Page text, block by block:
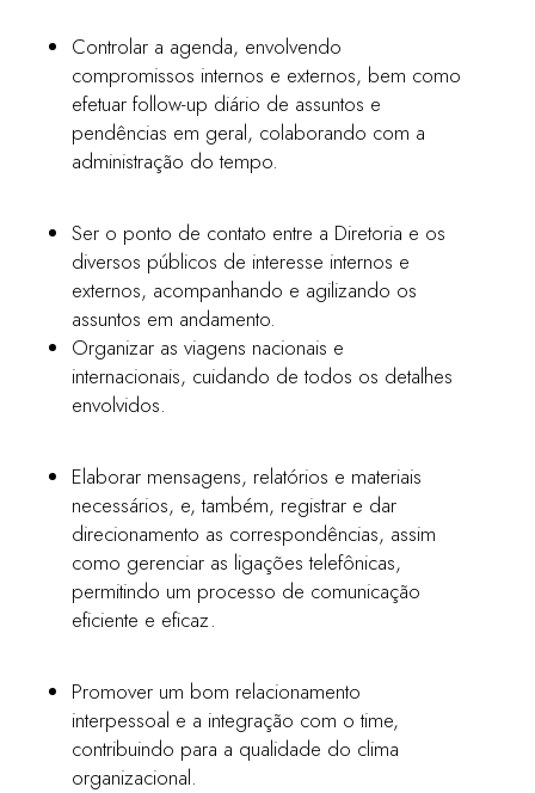
Controlar a agenda, envolvendo
compromissos internos e externos, bem como
efetuar follow-up diário de assuntos e
pendências em geral, colaborando com a
administração do tempo.
Ser o ponto de contato entre a Diretoria e os
diversos públicos de interesse internos e
externos, acompanhando e agilizando os
assuntos em andamento.
Organizar as viagens nacionais e
internacionais, cuidando de todos os detalhes
envolvidos.
Elaborar mensagens, relatórios e materiais
necessários, e, também, registrar e dar
direcionamento as correspondências, assim
como gerenciar as ligações telefônicas,
permitindo um processo de comunicação
eficiente e eficaz.
Promover um bom relacionamento
interpessoal e a integração com o time,
contribuindo para a qualidade do clima
organizacional.